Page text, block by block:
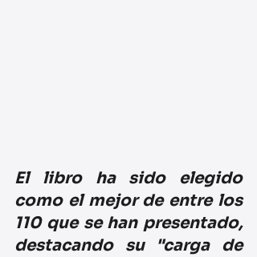
El libro ha sido elegido
como el mejor de entre los
110 que se han presentado,
destacando su "carga de